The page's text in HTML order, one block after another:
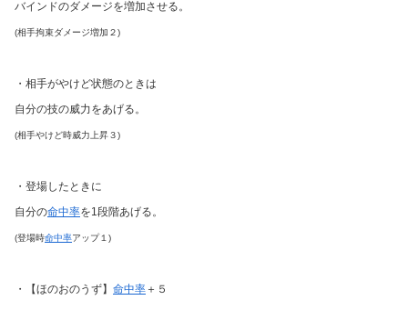
バインドのダメージを増加させる。
(相手拘束ダメージ増加２)
・相手がやけど状態のときは
自分の技の威力をあげる。
(相手やけど時威力上昇３)
・登場したときに
自分の命中率を1段階あげる。
(登場時命中率アップ１)
・【ほのおのうず】 命中率 ＋５